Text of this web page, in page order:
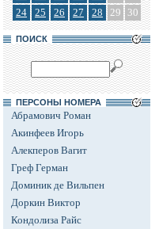
24
25 26 27 28 29 30
ПОИСК
ПЕРСОНЫ НОМЕРА
Абрамович Роман
Акинфеев Игорь
Алекперов Вагит
Греф Герман
Доминик де Вильпен
Доркин Виктор
Кондолиза Райс